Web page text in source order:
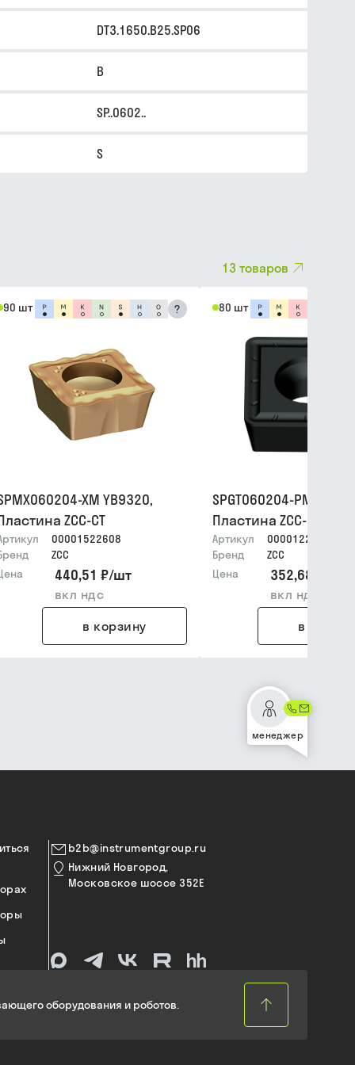
DT3.1650.B25.SP06
B
SP..0602..
S
13 товаров
90 шт ?
XM YB9320,
ZCC-CT
00001522608
ZCC
440,51 ₽/шт
вкл ндс
в корзину
80 шт
SPGT060204-PM
Пластина ZCC-CT
Артикул
00001228126
Бренд
ZCC
Цена
352,68 ₽
вкл ндс
в
менеджер
b2b@instrumentgroup.ru
Нижний Новгород,
Московское шоссе 352Е
оборудования и роботов.